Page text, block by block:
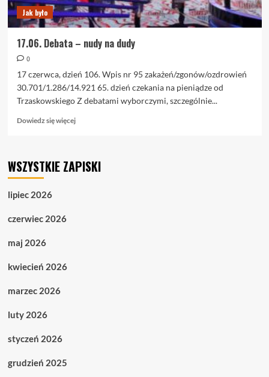
Jak było
17.06. Debata – nudy na dudy
0
17 czerwca, dzień 106. Wpis nr 95 zakażeń/zgonów/ozdrowień
30.701/1.286/14.921 65. dzień czekania na pieniądze od
Trzaskowskiego Z debatami wyborczymi, szczególnie...
Dowiedz się więcejDowiedz
17.06.
WSZYSTKIE ZAPISKI
lipiec 2026
czerwiec 2026
maj 2026
kwiecień 2026
marzec 2026
luty 2026
styczeń 2026
grudzień 2025